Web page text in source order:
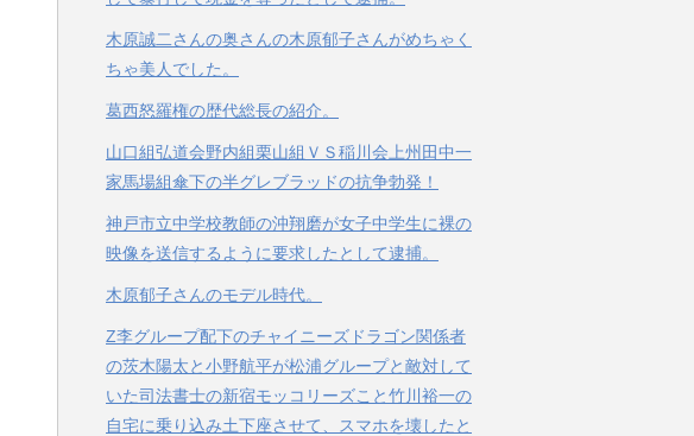
木原誠二さんの奥さんの木原郁子さんがめちゃく
ちゃ美人でした。
葛西怒羅権の歴代総長の紹介。
山口組弘道会野内組栗山組ＶＳ稲川会上州田中一
家馬場組傘下の半グレブラッドの抗争勃発！
神戸市立中学校教師の沖翔磨が女子中学生に裸の
映像を送信するように要求したとして逮捕。
木原郁子さんのモデル時代。
Z李グループ配下のチャイニーズドラゴン関係者
の茨木陽太と小野航平が松浦グループと敵対して
いた司法書士の新宿モッコリーズこと竹川裕一の
自宅に乗り込み土下座させて、スマホを壊したと